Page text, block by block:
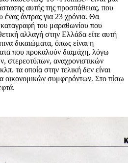
αυτής της προσπάθειας, που
άντρας για 23 χρόνια. Θα
καταγραφή του μαραθωνίου που
αλλαγή στην Ελλάδα είτε αυτή
δικαιώματα, όπως είναι η
που προκαλούν διαμάχη, λόγω
στερεοτύπων, αναχρονιστικών
τα οποία στην τελική δεν είναι
οικονομικών συμφερόντων. Στο πίσω